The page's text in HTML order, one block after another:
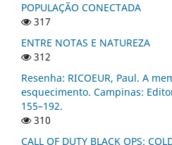
POPULAÇÃO CONECTADA
317
ENTRE NOTAS E NATUREZA
312
Resenha: RICOEUR, Paul. A
esquecimento. Campinas:
155–192.
310
CALL OF DUTY BLACK OPS: